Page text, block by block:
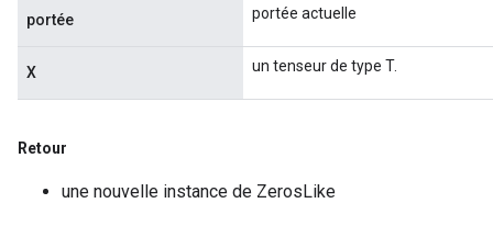
portée portée actuelle
X un tenseur de type T.
Retour
une nouvelle instance de ZerosLike